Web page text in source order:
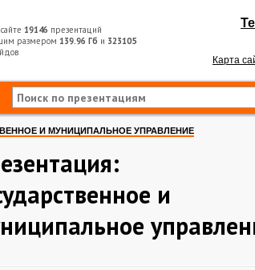
19146 презентаций
размером 139.96 Гб и 323105
Карта
И МУНИЦИПАЛЬНОЕ УПРАВЛЕНИЕ
и